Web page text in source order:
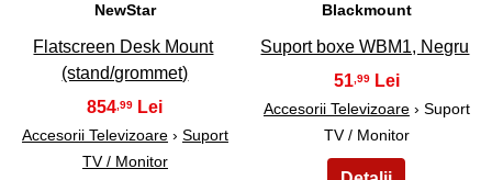
NewStar
Flatscreen Desk Mount
(stand/grommet)
854 ,99
Accesorii Televizoare› Suport
TV / Monitor
Blackmount
Suport boxe WBM1, Negru
51 ,99
Accesorii Televizoare› Suport
TV / Monitor